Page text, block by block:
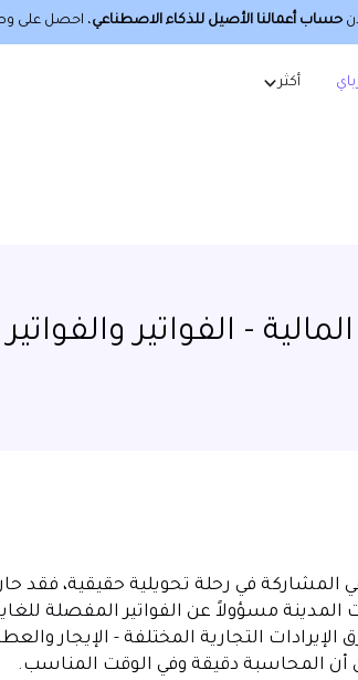
حساب أعمالنا الأصيل للذكاء الاصطناعي، احصل على
أكثر
- الفواتير والفواتير
المشاركة في رحلة تحويلية حقيقية،
المدينة مسؤولاً عن الفواتير المفصلة
الإيرادات التجارية المختلفة - الإيجار
المحاسبة دقيقة وفي الوقت المناسب.